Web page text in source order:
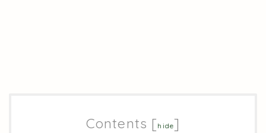
Contents [ hide]